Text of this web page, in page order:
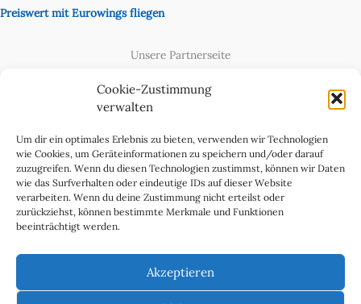
Cookie-Zustimmung
verwalten
Um dir ein optimales Erlebnis zu bieten, verwenden wir Technologien
wie Cookies, um Geräteinformationen zu speichern und/oder darauf
zuzugreifen. Wenn du diesen Technologien zustimmst, können wir Daten
wie das Surfverhalten oder eindeutige IDs auf dieser Website
verarbeiten. Wenn du deine Zustimmung nicht erteilst oder
zurückziehst, können bestimmte Merkmale und Funktionen
beeinträchtigt werden.
Akzeptieren
Preiswert mit Eurowings fliegen
Unsere Partnerseite
Cookie-Richtlinie (EU)
Datenschutzerklärung
Impressum & Kontakt